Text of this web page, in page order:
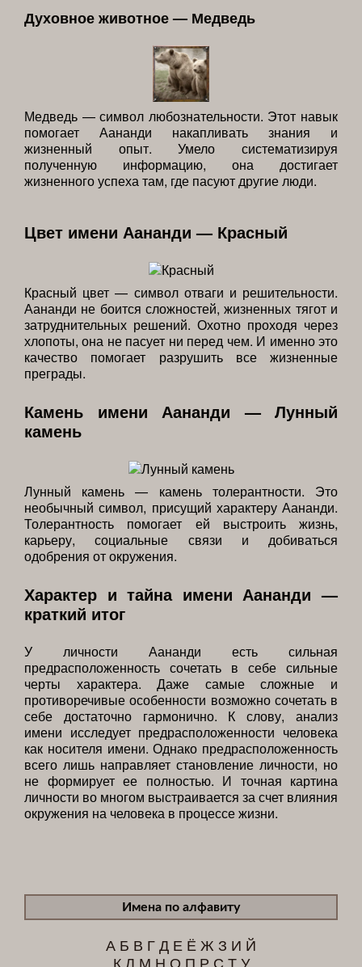
Духовное животное — Медведь
Медведь — символ любознательности. Этот навык
помогает Аананди накапливать знания и
жизненный опыт. Умело систематизируя
полученную информацию, она достигает
жизненного успеха там, где пасуют другие люди.
Цвет имени Аананди — Красный
Красный цвет — символ отваги и решительности.
Аананди не боится сложностей, жизненных тягот и
затруднительных решений. Охотно проходя через
хлопоты, она не пасует ни перед чем. И именно это
качество помогает разрушить все жизненные
преграды.
Камень имени Аананди — Лунный
камень
Лунный камень — камень толерантности. Это
необычный символ, присущий характеру Аананди.
Толерантность помогает ей выстроить жизнь,
карьеру, социальные связи и добиваться
одобрения от окружения.
Характер и тайна имени Аананди —
краткий итог
У личности Аананди есть сильная
предрасположенность сочетать в себе сильные
черты характера. Даже самые сложные и
противоречивые особенности возможно сочетать в
себе достаточно гармонично. К слову, анализ
имени исследует предрасположенности человека
как носителя имени. Однако предрасположенность
всего лишь направляет становление личности, но
не формирует ее полностью. И точная картина
личности во многом выстраивается за счет влияния
окружения на человека в процессе жизни.
Имена по алфавиту
А Б В ГД Е Ё Ж З И Й
К Л М Н О П Р С Т У